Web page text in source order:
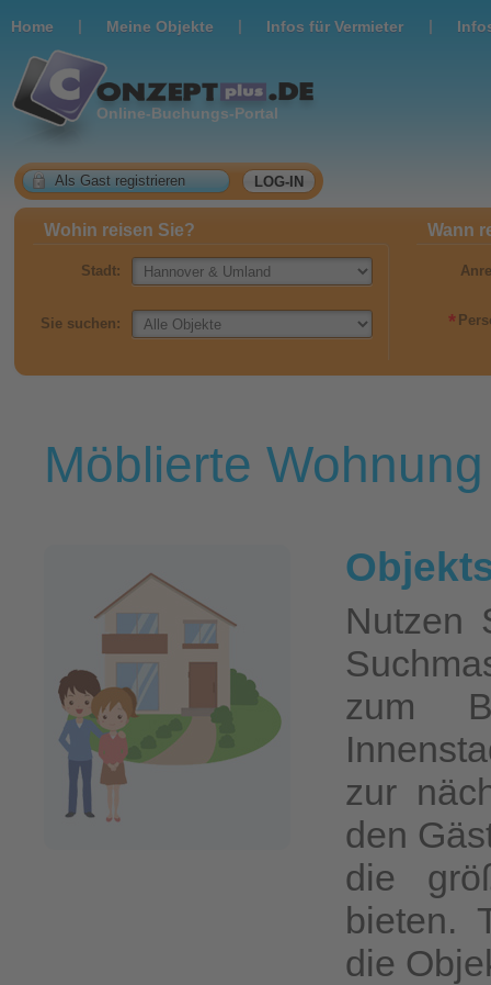
Home | Meine Objekte | Infos für Vermieter |
Online-Buchungs-Portal
Als Gast registrieren LOG-IN
Wohin reisen Sie?
Stadt:
Sie suchen:
Wann
*
Möblierte
Nutzen
zum
zur
den
die
bieten.
die